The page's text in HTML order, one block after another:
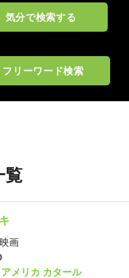
気分で検索する
フリーワード検索
覧
画
アメリカ カタール